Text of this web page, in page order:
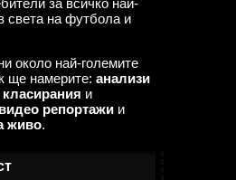
света на футбола и
около най-големите
ще намерите: анализи
класирания и
видео репортажи и
живо.